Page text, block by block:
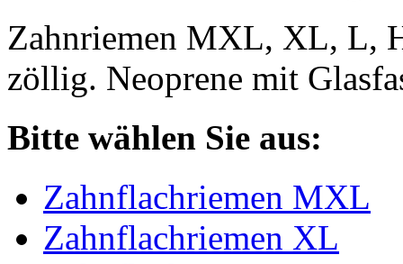
Zahnriemen MXL, XL, L,
zöllig. Neoprene mit
Bitte wählen Sie aus:
Zahnflachriemen MXL
Zahnflachriemen XL